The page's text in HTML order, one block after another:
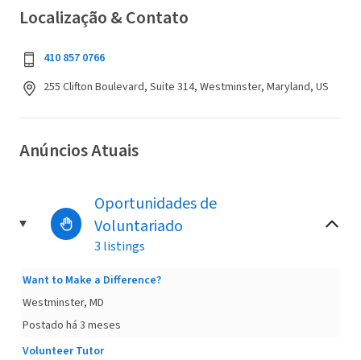
Localização & Contato
410 857 0766
255 Clifton Boulevard, Suite 314, Westminster, Maryland, US
Anúncios Atuais
Oportunidades de
Voluntariado
3 listings
Want to Make a Difference?
Westminster, MD
Postado há 3 meses
Volunteer Tutor